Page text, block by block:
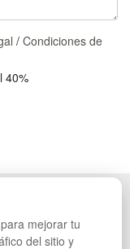
/ Condiciones de
40%
PLÁSTICO
mejorar tu
del sitio y